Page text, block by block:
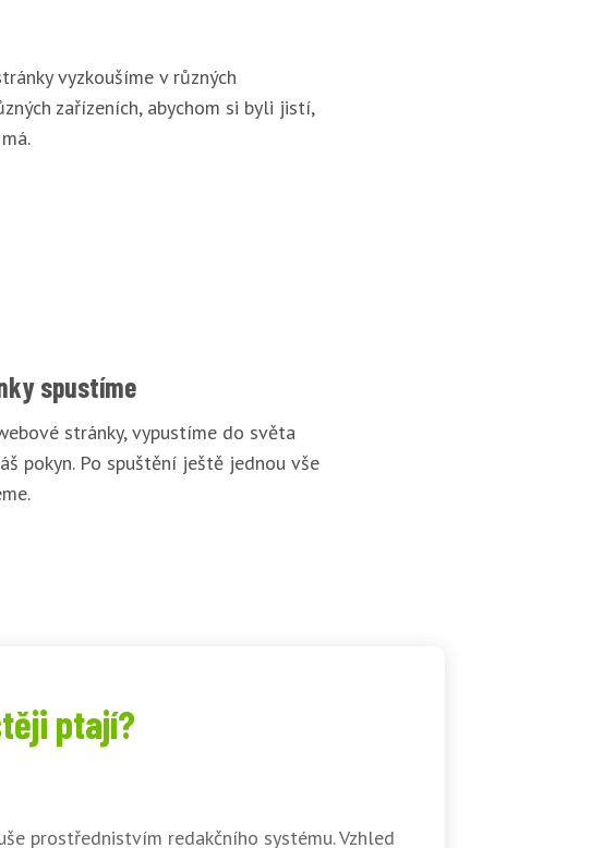
vyzkoušíme v různých
zařízeních, abychom si byli jistí,
spustíme
stránky, vypustíme do světa
pokyn. Po spuštění ještě jednou vše
ptají?
prostřednistvím redakčního systému. Vzhled